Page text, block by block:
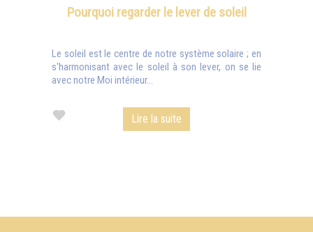
Pourquoi regarder le lever de soleil
Le soleil est le centre de notre système solaire ; en
s'harmonisant avec le soleil à son lever, on se lie
avec notre Moi intérieur...
Lire la suite